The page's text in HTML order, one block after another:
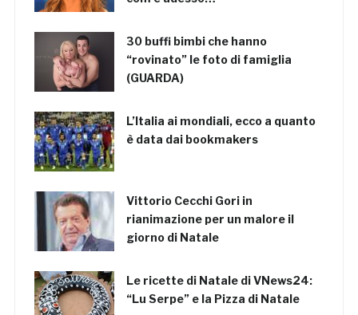
30 buffi bimbi che hanno
“rovinato” le foto di famiglia
(GUARDA)
L’Italia ai mondiali, ecco a quanto
è data dai bookmakers
Vittorio Cecchi Gori in
rianimazione per un malore il
giorno di Natale
Le ricette di Natale di VNews24:
“Lu Serpe” e la Pizza di Natale